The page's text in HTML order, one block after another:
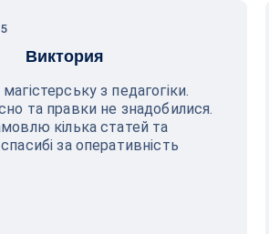
Виктория
з педагогіки.
та правки не знадобилися.
кілька статей та
за оперативність